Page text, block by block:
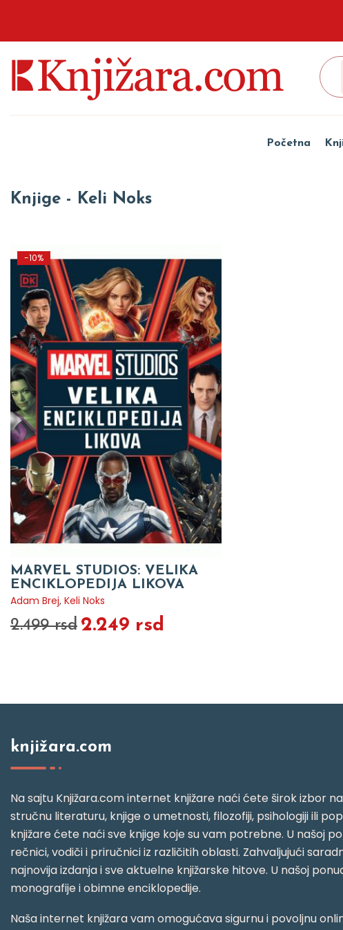
Početna
Knjige - Keli Noks
-10%
MARVEL STUDIOS: VELIKA
ENCIKLOPEDIJA LIKOVA
Adam Brej, Keli Noks
2.499 rsd 2.249 rsd
knjižara.com
Na sajtu Knjižara.com internet knjižare naći ćete širok izbor
stručnu literaturu, knjige o umetnosti, filozofiji, psihologiji ili
knjižare ćete naći sve knjige koje su vam potrebne. U našoj
rečnici, vodiči i priručnici iz različitih oblasti. Zahvaljujući
najnovija izdanja i sve aktuelne knjižarske hitove. U našoj
monografije i obimne enciklopedije.
Naša internet knjižara vam omogućava sigurnu i povoljnu